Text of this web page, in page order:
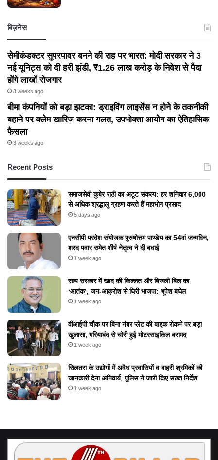
बिज़नेस
सेमीकंडक्टर सुपरपावर बनने की राह पर भारत: मोदी सरकार ने 3
नई यूनिट्स को दी हरी झंडी, ₹1.26 लाख करोड़ के निवेश से पैदा
होंगे लाखों रोजगार
3 weeks ago
बीमा कंपनियों को बड़ा झटका: ड्राइविंग लाइसेंस न होने के तकनीकी
बहाने पर क्लेम खारिज करना गलत, उपभोक्ता आयोग का ऐतिहासिक
फैसला
3 weeks ago
Recent Posts
समाजसेवी कुबेर राठी का अटूट संकल्प: हर शनिवार 6,000
से अधिक श्रद्धालु ग्रहण करते हैं महाभोग प्रसाद
5 days ago
एनसीपी प्रदेश संयोजक पुरुषोत्तम पाण्डेय का 54वां जन्मदिन,
शरद पवार समेत शीर्ष नेतृत्व ने दी बधाई
1 week ago
​साय सरकार में खाद की किल्लत और बिजली बिल का
‘आतंक’, जन-आक्रोश से घिरी भाजपा: भूपेश बघेल
1 week ago
वीआईपी चौक पर बिना नंबर प्लेट की बाइक रोकने पर बड़ा
खुलासा, गरियाबंद से चोरी हुई मोटरसाइकिल बरामद
1 week ago
सिलतरा के उद्योगों में अवैध प्रवासियों व बाहरी श्रमिकों की
जानकारी देना अनिवार्य, पुलिस ने जारी किए सख्त निर्देश
1 week ago